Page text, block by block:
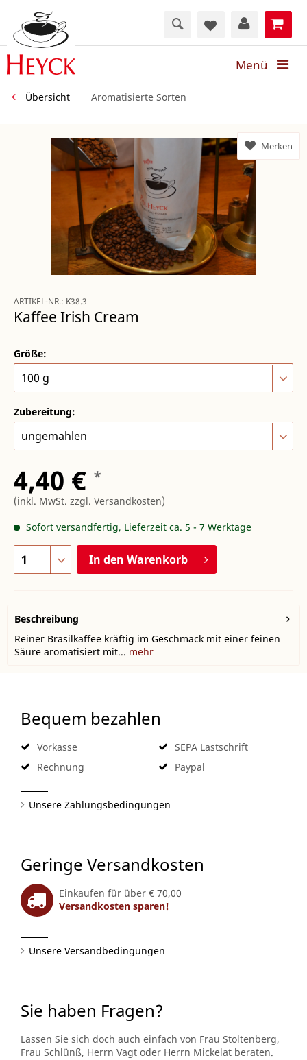
Menü
Übersicht Aromatisierte Sorten
ARTIKEL-NR.: K38.3
Kaffee Irish Cream
Größe:
Zubereitung:
4,40 € *
(inkl. MwSt. zzgl. Versandkosten)
Sofort versandfertig, Lieferzeit ca. 5 - 7 Werktage
In den Warenkorb
Merken
Beschreibung
Reiner Brasilkaffee kräftig im Geschmack mit einer feinen
Säure aromatisiert mit... mehr
Bequem bezahlen
Vorkasse
Rechnung
SEPA Lastschrift
Paypal
Unsere Zahlungsbedingungen
Geringe Versandkosten
Einkaufen für über € 70,00
Versandkosten sparen!
Unsere Versandbedingungen
Sie haben Fragen?
Lassen Sie sich doch auch einfach von Frau Stoltenberg,
Frau Schlünß, Herrn Vagt oder Herrn Mickelat beraten.